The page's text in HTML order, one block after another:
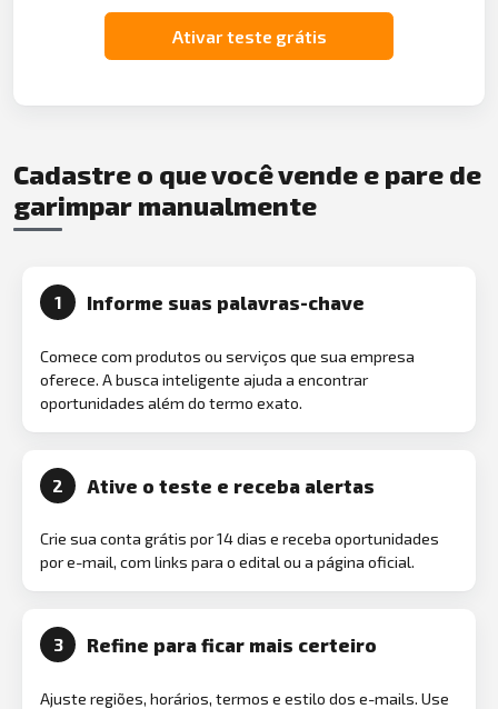
Ativar teste grátis
Cadastre o que você vende e pare de
garimpar manualmente
1 Informe suas palavras-chave
Comece com produtos ou serviços que sua empresa
oferece. A busca inteligente ajuda a encontrar
oportunidades além do termo exato.
2 Ative o teste e receba alertas
Crie sua conta grátis por 14 dias e receba oportunidades
por e-mail, com links para o edital ou a página oficial.
3 Refine para ficar mais certeiro
Ajuste regiões, horários, termos e estilo dos e-mails. Use